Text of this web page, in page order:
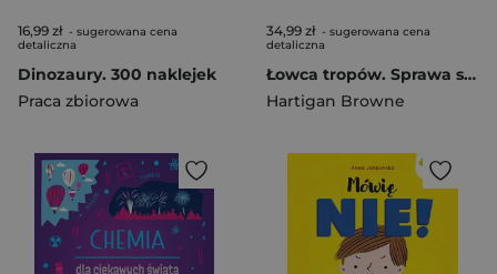
16,99 zł - sugerowana cena
detaliczna
Dinozaury. 300 naklejek
Praca zbiorowa
34,99 zł - sugerowana cena
detaliczna
Łowca tropów. Sprawa srebrnego szyfratora
Hartigan Browne